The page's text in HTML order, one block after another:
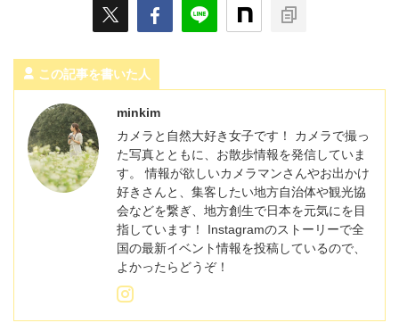
この記事を書いた人
minkim
カメラと自然大好き女子です！ カメラで撮っ
た写真とともに、お散歩情報を発信していま
す。 情報が欲しいカメラマンさんやお出かけ
好きさんと、集客したい地方自治体や観光協
会などを繋ぎ、地方創生で日本を元気にを目
指しています！ Instagramのストーリーで全
国の最新イベント情報を投稿しているので、
よかったらどうぞ！